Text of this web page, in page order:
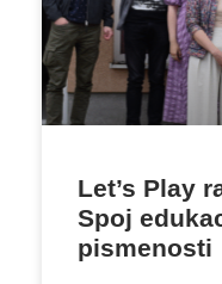
Let’s Play
Spoj
pismenosti